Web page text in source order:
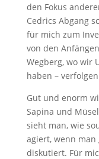
den Fokus
Cedrics Abgang
für mich zum
von den
Wegberg, wo wir
haben –
Gut und enorm
Sapina und
sieht man, wie
agiert, wenn
diskutiert. Für